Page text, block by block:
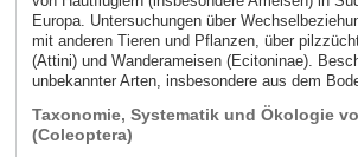
Europa. Untersuchungen über
mit anderen Tieren und Pflanzen, über
(Attini) und Wanderameisen (Ecitoninae).
unbekannter Arten, insbesondere aus dem
Taxonomie, Systematik und Ökologie
(Coleoptera)